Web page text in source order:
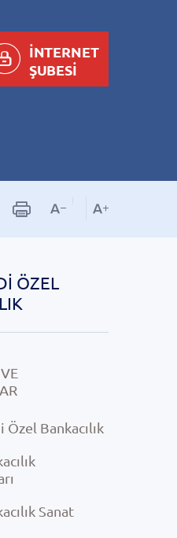
İNTERNET
ŞUBESİ
ÖZEL
Özel Bankacılık
Sanat